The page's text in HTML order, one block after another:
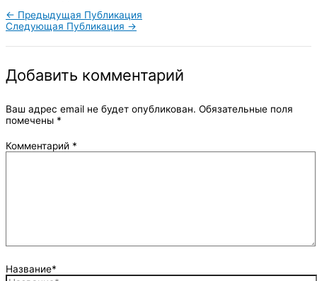
← Предыдущая Публикация
Следующая Публикация →
Добавить комментарий
Ваш адрес email не будет опубликован. Обязательные поля
помечены *
Комментарий *
Название*